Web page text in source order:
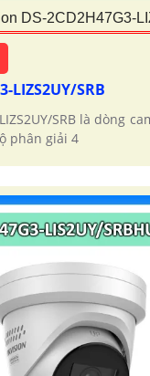
DS-2CD2H47G3-
LIZS2UY/SRB
SRB là dòng
phân giải 4